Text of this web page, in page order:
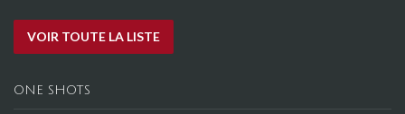
VOIR TOUTE LA LISTE
ONE SHOTS